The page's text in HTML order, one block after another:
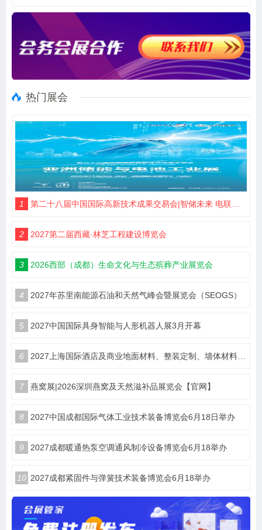
热门展会
1 第二十八届中国国际高新技术成果交易会|智储未来 电联高交
2 2027第二届西藏·林芝工程建设博览会
3 2026西部（成都）生命文化与生态殡葬产业展览会
4 2027年苏里南能源石油和天然气峰会暨展览会（SEOGS）
5 2027中国国际具身智能与人形机器人展3月开幕
6 2027上海国际酒店及商业地面材料、整装定制、墙体材料及精品设计、智慧酒店、照明及智能控制博览会 展位火热销售中！
7 燕窝展|2026深圳燕窝及天然滋补品展览会【官网】
8 2027中国成都国际气体工业技术装备博览会6月18日举办
9 2027成都暖通热泵空调通风制冷设备博览会6月18举办
10 2027成都紧固件与弹簧技术装备博览会6月18举办